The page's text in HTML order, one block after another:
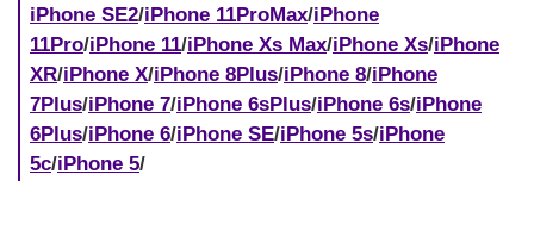
iPhone SE2/iPhone 11ProMax/iPhone
11Pro/iPhone 11/iPhone Xs Max/iPhone Xs/iPhone
XR/iPhone X/iPhone 8Plus/iPhone 8/iPhone
7Plus/iPhone 7/iPhone 6sPlus/iPhone 6s/iPhone
6Plus/iPhone 6/iPhone SE/iPhone 5s/iPhone
5c/iPhone 5/